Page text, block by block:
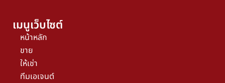
เมนูเว็บไซต์
หน้าหลัก
ขาย
ให้เช่า
ทีมเอเจนต์